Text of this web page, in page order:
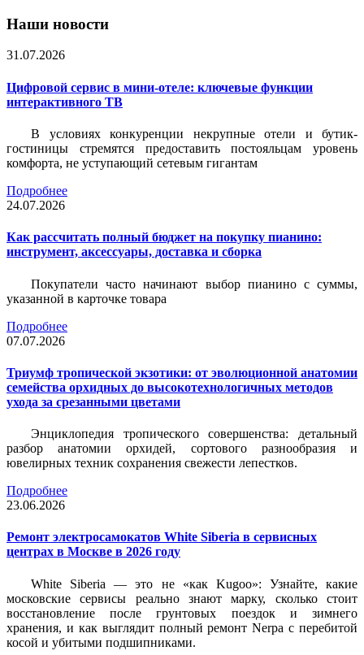
Наши новости
31.07.2026
Цифровой сервис в мини-отеле: ключевые функции
интерактивного ТВ
В условиях конкуренции некрупные отели и бутик-
гостиницы стремятся предоставить постояльцам уровень
комфорта, не уступающий сетевым гигантам
Подробнее
24.07.2026
Как рассчитать полный бюджет на покупку пианино:
инструмент, аксессуары, доставка и сборка
Покупатели часто начинают выбор пианино с суммы,
указанной в карточке товара
Подробнее
07.07.2026
Триумф тропической экзотики: от эволюционной анатомии
семейства орхидных до высокотехнологичных методов
ухода за срезанными цветами
Энциклопедия тропического совершенства: детальный
разбор анатомии орхидей, сортового разнообразия и
ювелирных техник сохранения свежести лепестков.
Подробнее
23.06.2026
Ремонт электросамокатов White Siberia в сервисных
центрах в Москве в 2026 году
White Siberia — это не «как Kugoo»: Узнайте, какие
московские сервисы реально знают марку, сколько стоит
восстановление после грунтовых поездок и зимнего
хранения, и как выглядит полный ремонт Nerpa с перебитой
косой и убитыми подшипниками.